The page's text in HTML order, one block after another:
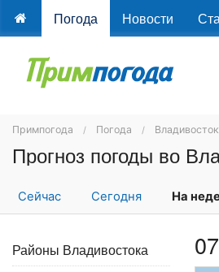
Погода Новости
Примпогода Погода Владивосток
Прогноз погоды во
Сейчас Сегодня На
Районы Владивостока